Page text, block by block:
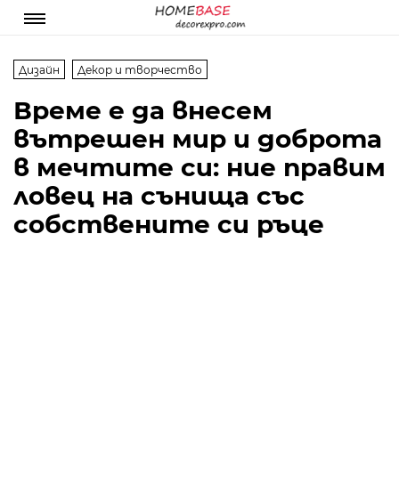
Дизайн Декор и творчество
Време е да внесем
вътрешен мир и доброта
в мечтите си: ние правим
ловец на сънища със
собствените си ръце